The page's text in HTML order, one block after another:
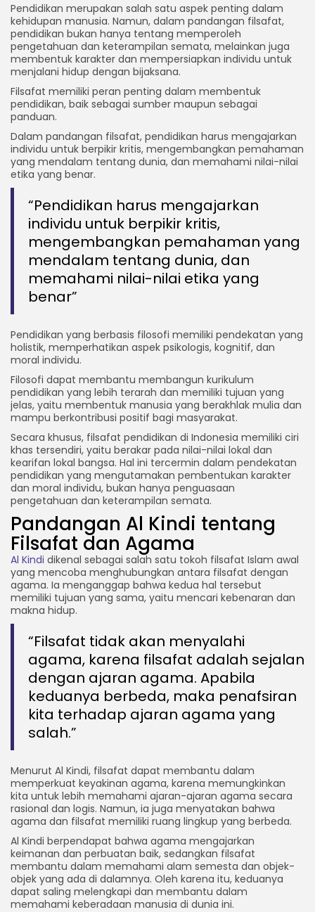
Pendidikan merupakan salah satu aspek penting dalam
kehidupan manusia. Namun, dalam pandangan filsafat,
pendidikan bukan hanya tentang memperoleh
pengetahuan dan keterampilan semata, melainkan juga
membentuk karakter dan mempersiapkan individu untuk
menjalani hidup dengan bijaksana.
Filsafat memiliki peran penting dalam membentuk
pendidikan, baik sebagai sumber maupun sebagai
panduan.
Dalam pandangan filsafat, pendidikan harus mengajarkan
individu untuk berpikir kritis, mengembangkan pemahaman
yang mendalam tentang dunia, dan memahami nilai-nilai
etika yang benar.
“Pendidikan harus mengajarkan
individu untuk berpikir kritis,
mengembangkan pemahaman yang
mendalam tentang dunia, dan
memahami nilai-nilai etika yang
benar”
Pendidikan yang berbasis filosofi memiliki pendekatan yang
holistik, memperhatikan aspek psikologis, kognitif, dan
moral individu.
Filosofi dapat membantu membangun kurikulum
pendidikan yang lebih terarah dan memiliki tujuan yang
jelas, yaitu membentuk manusia yang berakhlak mulia dan
mampu berkontribusi positif bagi masyarakat.
Secara khusus, filsafat pendidikan di Indonesia memiliki ciri
khas tersendiri, yaitu berakar pada nilai-nilai lokal dan
kearifan lokal bangsa. Hal ini tercermin dalam pendekatan
pendidikan yang mengutamakan pembentukan karakter
dan moral individu, bukan hanya penguasaan
pengetahuan dan keterampilan semata.
Pandangan Al Kindi tentang
Filsafat dan Agama
Al Kindi dikenal sebagai salah satu tokoh filsafat Islam awal
yang mencoba menghubungkan antara filsafat dengan
agama. Ia menganggap bahwa kedua hal tersebut
memiliki tujuan yang sama, yaitu mencari kebenaran dan
makna hidup.
“Filsafat tidak akan menyalahi
agama, karena filsafat adalah sejalan
dengan ajaran agama. Apabila
keduanya berbeda, maka penafsiran
kita terhadap ajaran agama yang
salah.”
Menurut Al Kindi, filsafat dapat membantu dalam
memperkuat keyakinan agama, karena memungkinkan
kita untuk lebih memahami ajaran-ajaran agama secara
rasional dan logis. Namun, ia juga menyatakan bahwa
agama dan filsafat memiliki ruang lingkup yang berbeda.
Al Kindi berpendapat bahwa agama mengajarkan
keimanan dan perbuatan baik, sedangkan filsafat
membantu dalam memahami alam semesta dan objek-
objek yang ada di dalamnya. Oleh karena itu, keduanya
dapat saling melengkapi dan membantu dalam
memahami keberadaan manusia di dunia ini.